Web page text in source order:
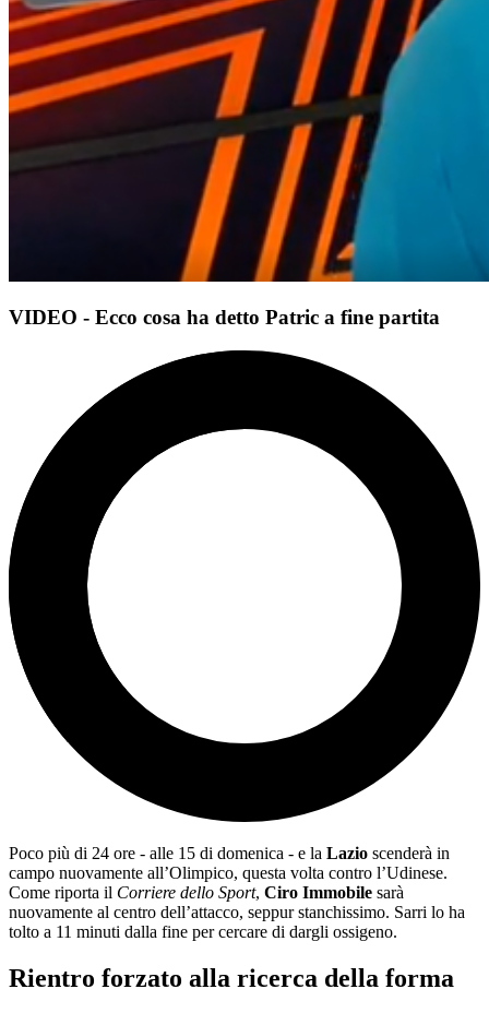
VIDEO - Ecco cosa ha detto Patric a fine partita
Poco più di 24 ore - alle 15 di domenica - e la Lazio scenderà in
campo nuovamente all’Olimpico, questa volta contro l’Udinese.
Come riporta il Corriere dello Sport, Ciro Immobile sarà
nuovamente al centro dell’attacco, seppur stanchissimo. Sarri lo ha
tolto a 11 minuti dalla fine per cercare di dargli ossigeno.
Rientro forzato alla ricerca della forma